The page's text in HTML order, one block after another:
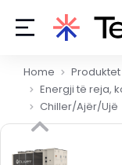
You are here:
Home
Produktet
Energji të reja,
Chiller/Ajër/Ujë